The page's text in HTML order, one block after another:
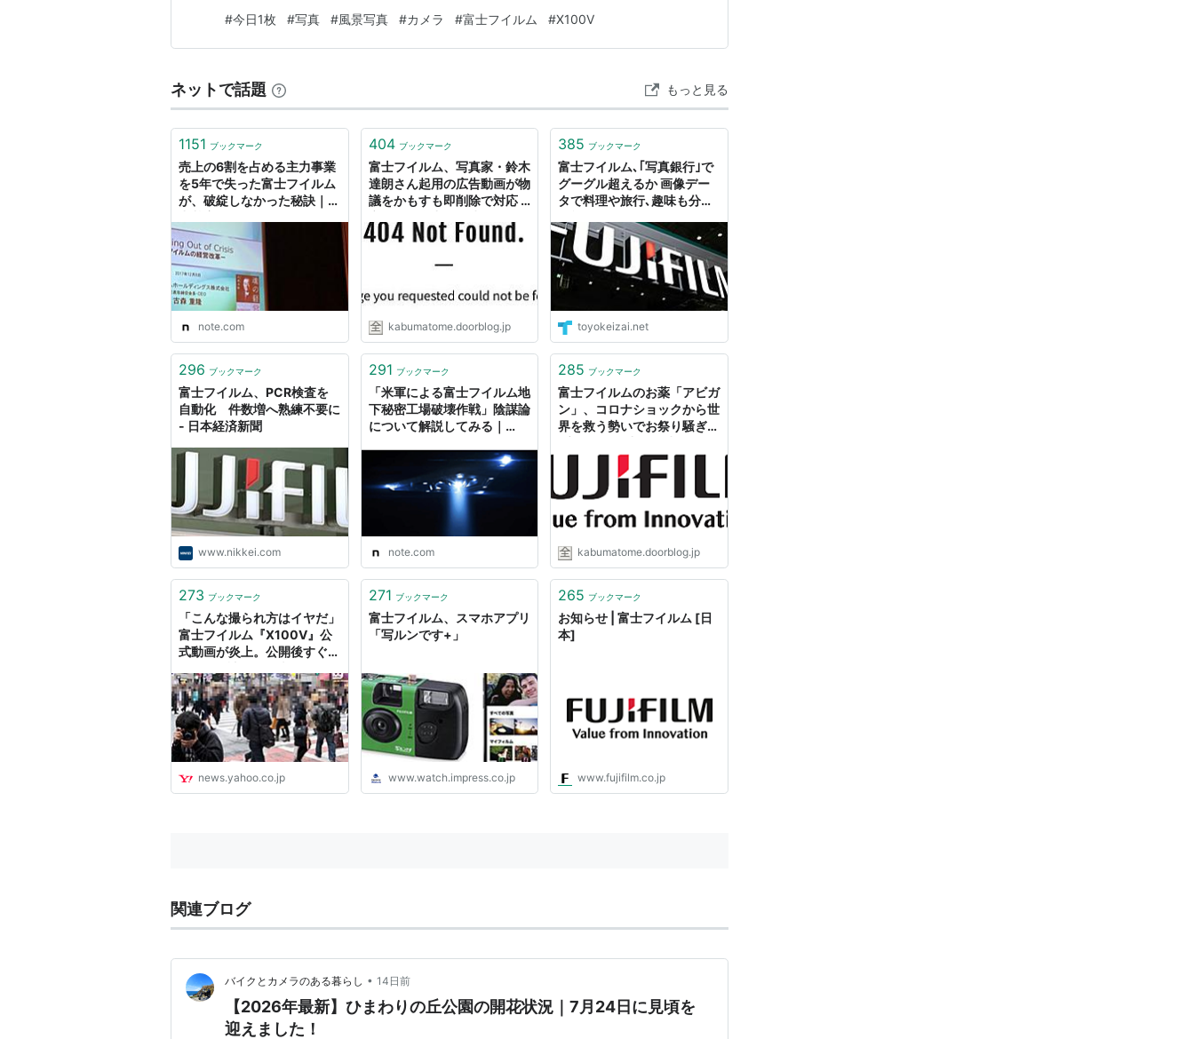
#今日1枚 #写真 #風景写真 #カメラ #富士フイルム #X100V
ネットで話題 もっと見る
1151 ブックマーク
売上の6割を占める主力事業
を5年で失った富士フイルム
が、破綻しなかった秘訣｜徳
note.com
404 ブックマーク
富士フイルム、写真家・鈴木
達朗さん起用の広告動画が物
議をかもすも即削除で対応 :
kabumatome.doorblog.jp
385 ブックマーク
富士フイルム､｢写真銀行｣で
グーグル超えるか 画像デー
タで料理や旅行､趣味も分析
toyokeizai.net
296 ブックマーク
富士フイルム、PCR検査を
自動化 件数増へ熟練不要に
- 日本経済新聞
www.nikkei.com
291 ブックマーク
「米軍による富士フイルム地
下秘密工場破壊作戦」陰謀論
について解説してみる｜
note.com
285 ブックマーク
富士フイルムのお薬「アビガ
ン」、コロナショックから世
界を救う勢いでお祭り騒ぎに
kabumatome.doorblog.jp
273 ブックマーク
「こんな撮られ方はイヤだ」
富士フイルム『X100V』公
式動画が炎上。公開後すぐ削
司） - エキスパート -
Yahoo!ニュース
news.yahoo.co.jp
271 ブックマーク
富士フイルム、スマホアプリ
「写ルンです+」
www.watch.impress.co.jp
265 ブックマーク
お知らせ | 富士フイルム [日
本]
www.fujifilm.co.jp
関連ブログ
バイクとカメラのある暮らし • 14日前
【2026年最新】ひまわりの丘公園の開花状況｜7月24日に見頃を
迎えました！